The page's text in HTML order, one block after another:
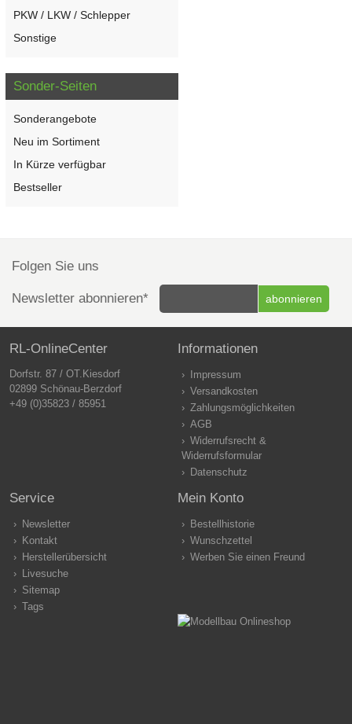
PKW / LKW / Schlepper
Sonstige
Sonder-Seiten
Sonderangebote
Neu im Sortiment
In Kürze verfügbar
Bestseller
Folgen Sie uns
Newsletter abonnieren*
RL-OnlineCenter
Dorfstr. 87 / OT.Kiesdorf
02899 Schönau-Berzdorf
+49 (0)35823 / 85951
Informationen
Impressum
Versandkosten
Zahlungsmöglichkeiten
AGB
Widerrufsrecht &
Widerrufsformular
Datenschutz
Service
Newsletter
Kontakt
Herstellerübersicht
Livesuche
Sitemap
Tags
Mein Konto
Bestellhistorie
Wunschzettel
Werben Sie einen Freund